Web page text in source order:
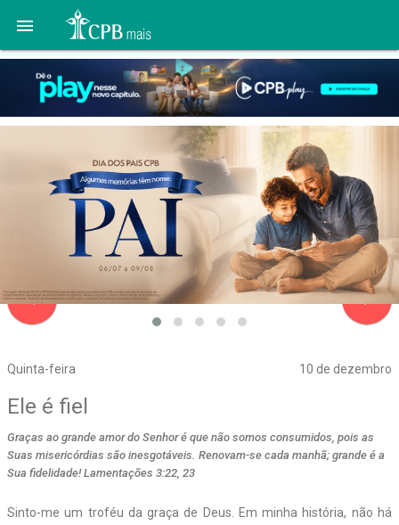

Quinta-feira 10 de dezembro
navigate_before
Ele é fiel
Graças ao grande amor do Senhor é que não somos consumidos, pois as
Suas misericórdias são inesgotáveis. Renovam-se cada manhã; grande é a
Sua fidelidade! Lamentações 3:22, 23
Sinto-me um troféu da graça de Deus. Em minha história, não há
navigate_next